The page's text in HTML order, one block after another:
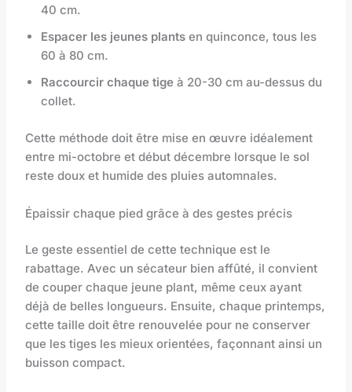
40 cm.
Espacer les jeunes plants en quinconce, tous les
60 à 80 cm.
Raccourcir chaque tige à 20-30 cm au-dessus du
collet.
Cette méthode doit être mise en œuvre idéalement
entre mi-octobre et début décembre lorsque le sol
reste doux et humide des pluies automnales.
Épaissir chaque pied grâce à des gestes précis
Le geste essentiel de cette technique est le
rabattage. Avec un sécateur bien affûté, il convient
de couper chaque jeune plant, même ceux ayant
déjà de belles longueurs. Ensuite, chaque printemps,
cette taille doit être renouvelée pour ne conserver
que les tiges les mieux orientées, façonnant ainsi un
buisson compact.